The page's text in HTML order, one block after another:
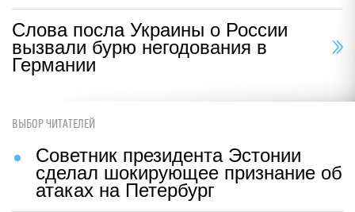
Слова посла Украины о России
вызвали бурю негодования в
Германии
ВЫБОР ЧИТАТЕЛЕЙ
Советник президента Эстонии
сделал шокирующее признание об
атаках на Петербург